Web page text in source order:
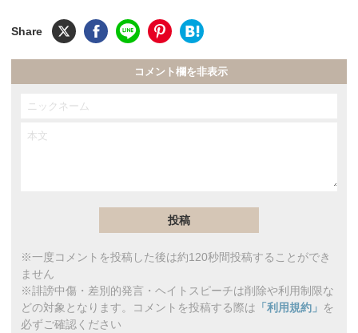
コメント欄を非表示
※一度コメントを投稿した後は約120秒間投稿することができ
ません
※誹謗中傷・差別的発言・ヘイトスピーチは削除や利用制限な
どの対象となります。コメントを投稿する際は 「利用規約」 を
必ずご確認ください